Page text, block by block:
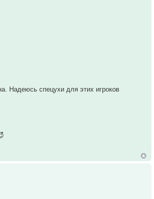
Надеюсь спецухи для этих игроков